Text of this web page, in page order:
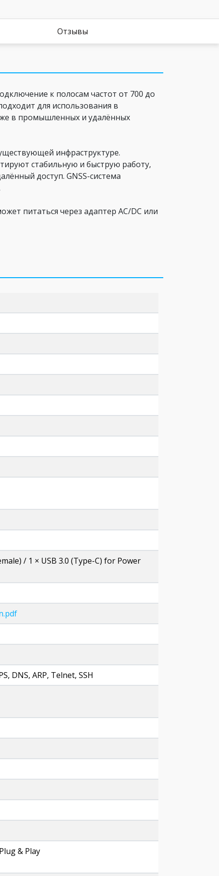
Отзывы
к полосам частот от 700 до
для использования в
в промышленных и удалённых
инфраструктуре.
стабильную и быструю работу,
доступ. GNSS-система
питаться через адаптер AC/DC или
/ 1 × USB 3.0 (Type-C) for Power
DNS, ARP, Telnet, SSH
& Play